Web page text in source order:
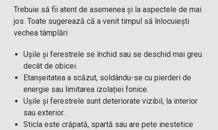
Trebuie să fii atent de asemenea și la aspectele de mai
jos. Toate sugerează că a venit timpul să înlocuiești
vechea tâmplări
Ușile și ferestrele se închid sau se deschid mai greu
decât de obicei.
Etanșeitatea a scăzut, soldându-se cu pierderi de
energie sau limitarea izolației fonice.
Ușile și ferestrele sunt deteriorate vizibil, la interior
sau exterior.
Sticla este crăpată, spartă sau are pete inestetice